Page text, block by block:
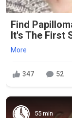
Find
It's The First
More
347 52
55 min